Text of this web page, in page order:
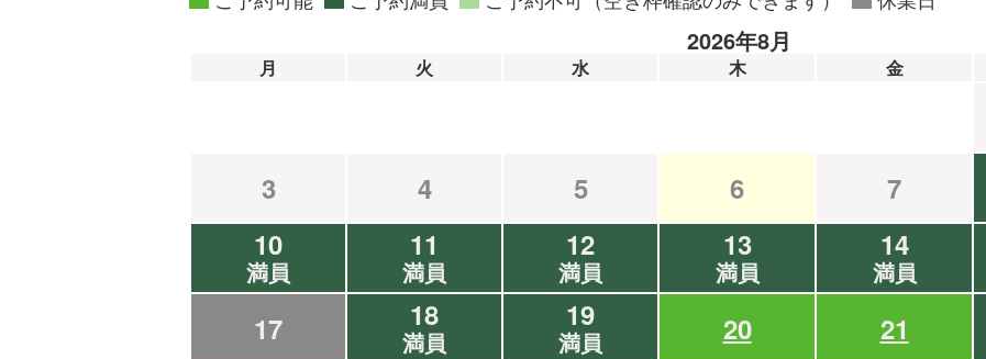
2026年8月
月 火 水 木 金
3
4 5 6 7
10
満員
11
満員
12
満員
13
満員
14
満員
17 18
満員
19
満員 20 21